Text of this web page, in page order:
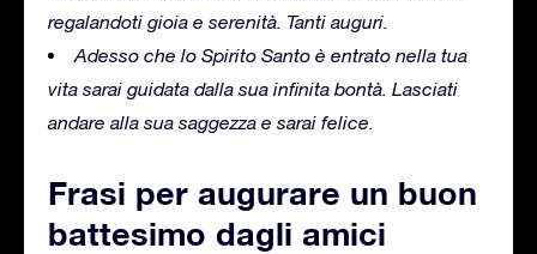
regalandoti gioia e serenità. Tanti auguri.
Adesso che lo Spirito Santo è entrato nella tua
vita sarai guidata dalla sua infinita bontà. Lasciati
andare alla sua saggezza e sarai felice.
Frasi per augurare un buon
battesimo dagli amici